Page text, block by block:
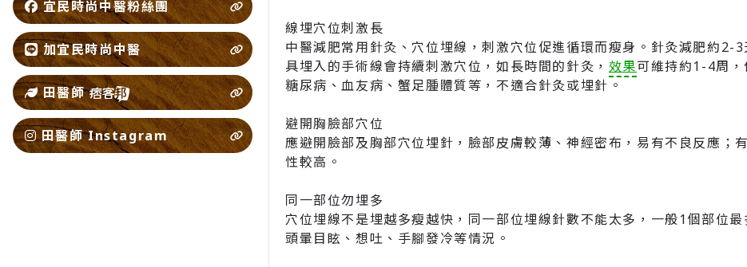
宜民時尚中醫粉絲團
加宜民時尚中醫
田醫師
田醫師 Instagram
線埋穴位刺激長
中醫減肥常用針灸、穴位埋線，刺激穴位促進循環而瘦身。針灸減肥約2-
具埋入的手術線會持續刺激穴位，如長時間的針灸， 效果可維持約1-4周
糖尿病、血友病、蟹足腫體質等，不適合針灸或埋針。
避開胸臉部穴位
應避開臉部及胸部穴位埋針，臉部皮膚較薄、神經密布，易有不良反應；
性較高。
同一部位勿埋多
穴位埋線不是埋越多瘦越快，同一部位埋線針數不能太多，一般1個部位
頭暈目眩、想吐、手腳發冷等情況。